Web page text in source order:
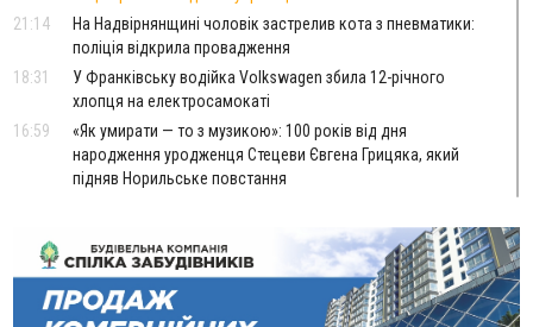
21:14
На Надвірнянщині чоловік застрелив кота з пневматики:
поліція відкрила провадження
18:31
У Франківську водійка Volkswagen збила 12-річного
хлопця на електросамокаті
16:59
«Як умирати — то з музикою»: 100 років від дня
народження уродженця Стецеви Євгена Грицяка, який
підняв Норильське повстання
штрафу від ТЦК за неявку по повістці
12:26
ВІДЕО Про франківських лікарів, які рятують військових
від фантомного болю, зняли документальний фільм
11:12
Україна придбала у Туреччини 70 ракет ATACMS та 12